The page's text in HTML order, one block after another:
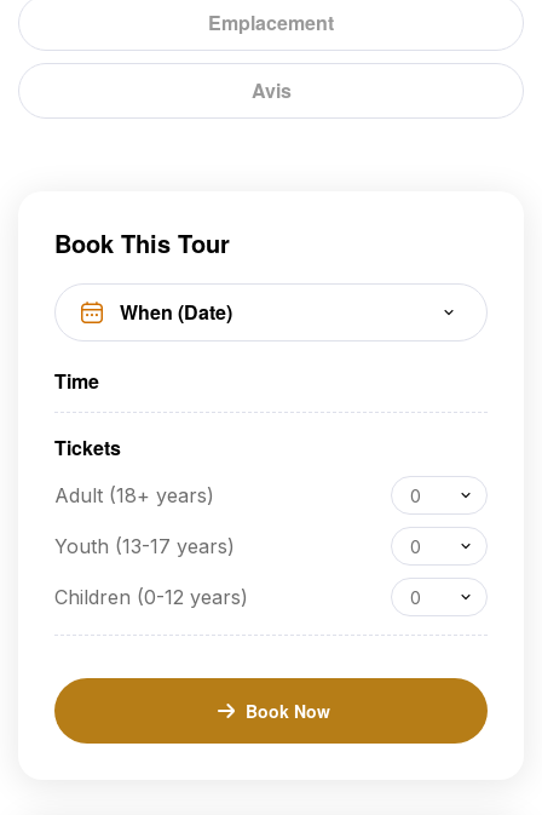
Emplacement
Avis
Book This Tour
Time
Tickets
Adult (18+ years) 0
Youth (13-17 years) 0
Children (0-12 years) 0
Book Now